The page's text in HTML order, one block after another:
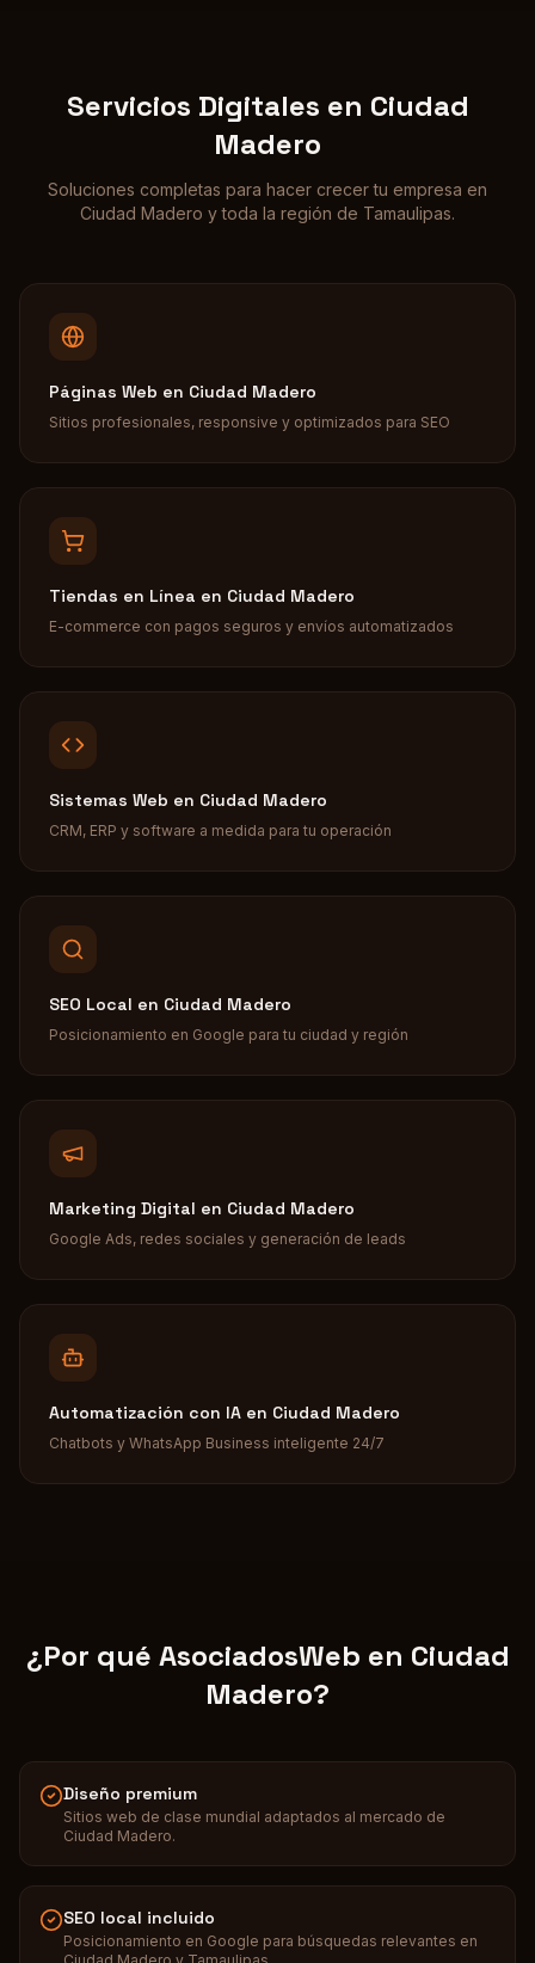
Servicios Digitales en Ciudad
Madero
Soluciones completas para hacer crecer tu empresa en
Ciudad Madero y toda la región de Tamaulipas.
Páginas Web en Ciudad Madero
Sitios profesionales, responsive y optimizados para SEO
Tiendas en Línea en Ciudad Madero
E-commerce con pagos seguros y envíos automatizados
Sistemas Web en Ciudad Madero
CRM, ERP y software a medida para tu operación
SEO Local en Ciudad Madero
Posicionamiento en Google para tu ciudad y región
Marketing Digital en Ciudad Madero
Google Ads, redes sociales y generación de leads
Automatización con IA en Ciudad Madero
Chatbots y WhatsApp Business inteligente 24/7
¿Por qué AsociadosWeb en Ciudad
Madero?
Diseño premium
Sitios web de clase mundial adaptados al mercado de
Ciudad Madero.
SEO local incluido
Posicionamiento en Google para búsquedas relevantes en